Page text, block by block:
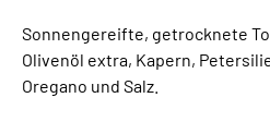
Sonnengereifte, getrocknete
Olivenöl extra, Kapern,
Oregano und Salz.